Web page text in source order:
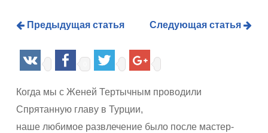
Предыдущая статья Следующая статья
Когда мы с Женей Тертычным проводили
Спрятанную главу в Турции,
наше любимое развлечение было после мастер-